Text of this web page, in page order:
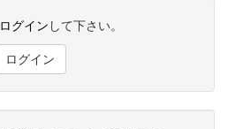
ログイン して下さい。
ログイン